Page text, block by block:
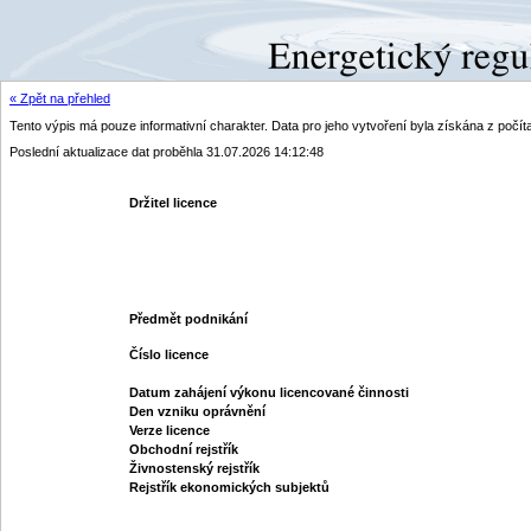
« Zpět na přehled
Tento výpis má pouze informativní charakter. Data pro jeho vytvoření byla získána z
Poslední aktualizace dat proběhla 31.07.2026 14:12:48
Držitel licence
Předmět podnikání
Číslo licence
Datum zahájení výkonu licencované činnosti
Den vzniku oprávnění
Verze licence
Obchodní rejstřík
Živnostenský rejstřík
Rejstřík ekonomických subjektů